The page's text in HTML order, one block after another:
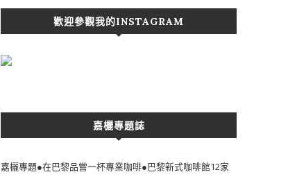
歡迎參觀我的INSTAGRAM
嘉欐專題誌
嘉欐專題●在巴黎品嘗一杯專業咖啡●巴黎新式咖啡館12家